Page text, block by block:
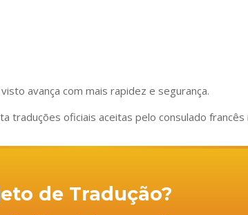
avança com mais rapidez e segurança.
traduções oficiais aceitas pelo consulado
de Tradução?